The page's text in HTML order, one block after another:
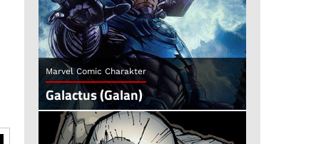
Marvel Comic Charakter
Galactus (Galan)